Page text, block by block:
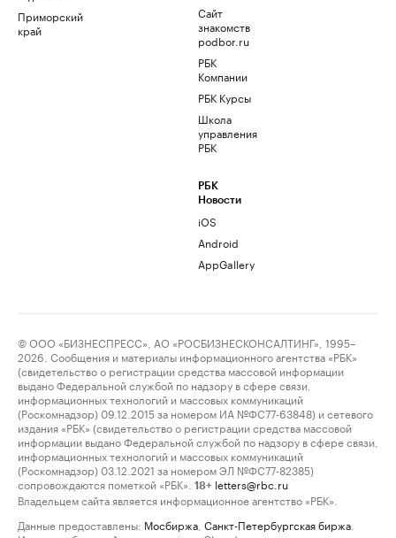
Приморский
край
Сайт
знакомств
podbor.ru
РБК
Компании
РБК Курсы
Школа
управления
РБК
РБК
Новости
iOS
Android
AppGallery
© ООО «БИЗНЕСПРЕСС», АО «РОСБИЗНЕСКОНСАЛТИНГ», 1995–
2026. Сообщения и материалы информационного агентства «РБК»
(свидетельство о регистрации средства массовой информации
выдано Федеральной службой по надзору в сфере связи,
информационных технологий и массовых коммуникаций
(Роскомнадзор) 09.12.2015 за номером ИА №ФС77-63848) и сетевого
издания «РБК» (свидетельство о регистрации средства массовой
информации выдано Федеральной службой по надзору в сфере связи,
информационных технологий и массовых коммуникаций
(Роскомнадзор) 03.12.2021 за номером ЭЛ №ФС77-82385)
сопровождаются пометкой «РБК».
18+ letters@rbc.ru
Владельцем сайта является информационное агентство «РБК».
Данные предоставлены: Мосбиржа Санкт-Петербургская биржа